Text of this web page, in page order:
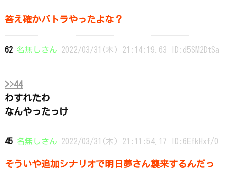
答え確かバトラやったよな？
62 名無しさん 2022/03/31(木) 21:14:19.63 ID:d5SM2DtSa
>>44
わすれたわ
なんやったっけ
45 名無しさん 2022/03/31(木) 21:11:54.17 ID:6EfkHxf/0
そういや追加シナリオで明日夢さん襲来するんだっ